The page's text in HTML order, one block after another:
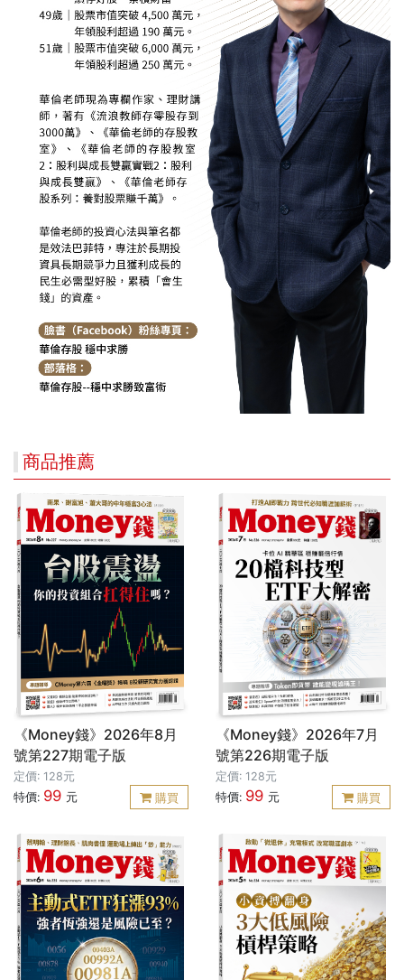
商品推薦
《Money錢》2026年8月
號第227期電子版
定價: 128元
特價: 99 元 購買
《Money錢》2026年7月
號第226期電子版
定價: 128元
特價: 99 元 購買